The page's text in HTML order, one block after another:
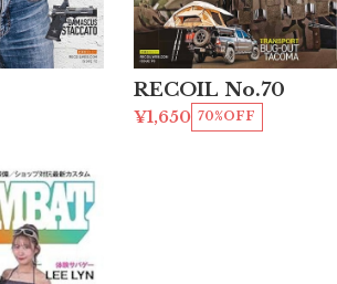
RECOIL No.70
¥1,650 70%OFF